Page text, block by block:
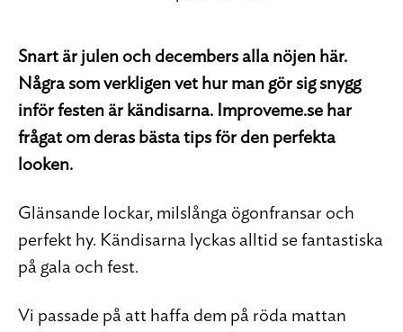
Snart är julen och decembers alla nöjen här.
Några som verkligen vet hur man gör sig snygg
inför festen är kändisarna. Improveme.se har
frågat om deras bästa tips för den perfekta
looken.
Glänsande lockar, milslånga ögonfransar och
perfekt hy. Kändisarna lyckas alltid se fantastiska
på gala och fest.
Vi passade på att haffa dem på röda mattan